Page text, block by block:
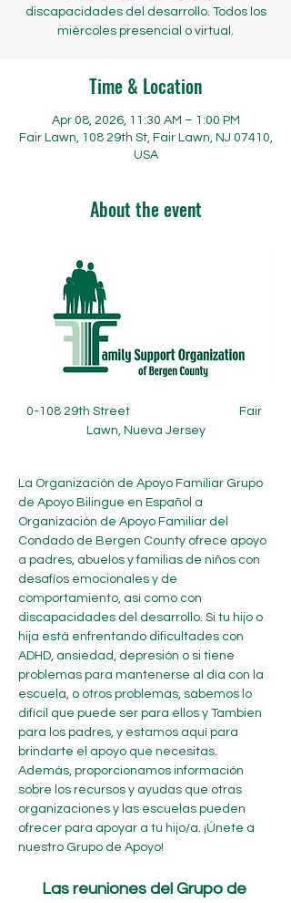
discapacidades del desarrollo. Todos los
miércoles presencial o virtual.
Time & Location
Apr 08, 2026, 11:30 AM – 1:00 PM
Fair Lawn, 108 29th St, Fair Lawn, NJ 07410,
USA
About the event
0-108 29th Street                                        Fair
Lawn, Nueva Jersey
La Organización de Apoyo Familiar Grupo
de Apoyo Bilingue en Español a
Organización de Apoyo Familiar del
Condado de Bergen County ofrece apoyo
a padres, abuelos y familias de niños con
desafíos emocionales y de
comportamiento, así como con
discapacidades del desarrollo. Si tu hijo o
hija está enfrentando dificultades con
ADHD, ansiedad, depresión o si tiene
problemas para mantenerse al día con la
escuela, o otros problemas, sabemos lo
difícil que puede ser para ellos y Tambien
para los padres, y estamos aquí para
brindarte el apoyo que necesitas.
Además, proporcionamos información
sobre los recursos y ayudas que otras
organizaciones y las escuelas pueden
ofrecer para apoyar a tu hijo/a. ¡Únete a
nuestro Grupo de Apoyo!
Las reuniones del Grupo de